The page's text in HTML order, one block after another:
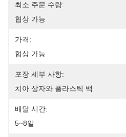
최소 주문 수량:
협상 가능
가격:
협상 가능
포장 세부 사항:
치아 상자와 플라스틱 백
배달 시간:
5~8일